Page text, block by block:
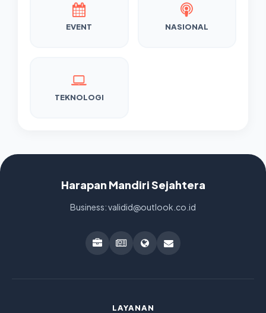
EVENT NASIONAL
TEKNOLOGI
Harapan Mandiri Sejahtera
Business: validid@outlook.co.id
LAYANAN